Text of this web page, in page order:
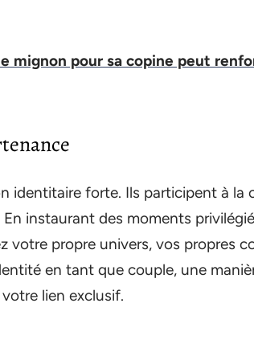
mignon pour sa copine peut
identitaire forte. Ils participent à la
instaurant des moments
votre propre univers, vos propres
en tant que couple, une
lien exclusif.